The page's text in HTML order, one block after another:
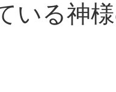
いる神